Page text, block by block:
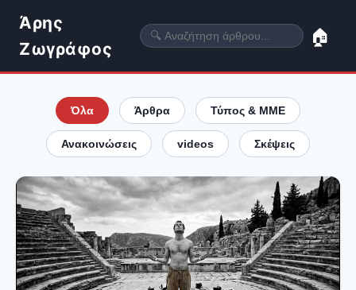
Άρης
Ζωγράφος
🏠
Όλα Άρθρα Τύπος & ΜΜΕ
Ανακοινώσεις videos Σκέψεις